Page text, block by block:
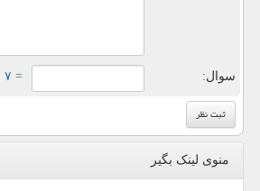
سوال: = ۷ بعلاوه ۴
منوی لینک بگیر